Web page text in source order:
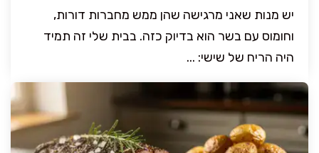
יש מנות שאני מרגישה שהן ממש מחברות דורות,
וחומוס עם בשר הוא בדיוק כזה. בבית שלי זה תמיד
היה הריח של שישי: ...